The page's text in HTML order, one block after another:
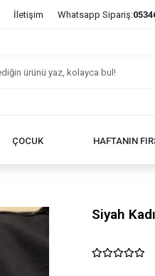
İletişim Whatsapp Sipariş:
ÇOCUK HAFTANIN
Siyah